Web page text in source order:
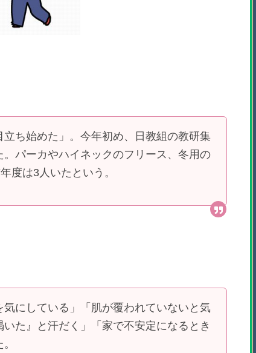
立ち始めた」。今年初め、日教組の教研集
パーカやハイネックのフリース、冬用の
度は3人いたという。
にしている」「肌が覆われていないと気
た』と汗だく」「家で不安定になるとき